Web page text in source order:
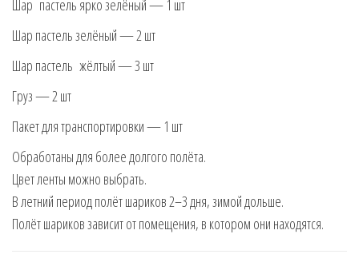
Шар пастель ярко зелёный — 1 шт
Шар пастель зелёный — 2 шт
Шар пастель жёлтый — 3 шт
Груз — 2 шт
Пакет для транспортировки — 1 шт
Обработаны для более долгого полёта.
Цвет ленты можно выбрать.
В летний период полёт шариков 2–3 дня, зимой дольше.
Полёт шариков зависит от помещения, в котором они находятся.